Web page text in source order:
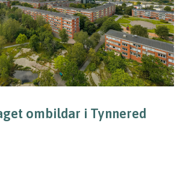
ombildar i Tynnered